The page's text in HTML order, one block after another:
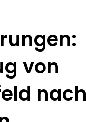
von
nach